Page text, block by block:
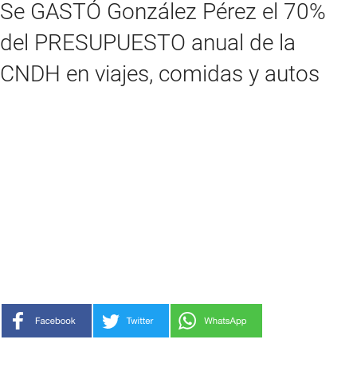
Se GASTÓ González Pérez el 70%
del PRESUPUESTO anual de la
CNDH en viajes, comidas y autos